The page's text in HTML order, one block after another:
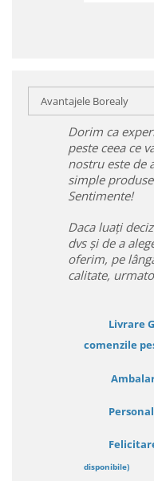
Avantajele Borealy
Dorim ca
peste ceea ce
nostru este de
simple
Sentimente!
Daca luați
dvs și de a
oferim, pe
calitate,
Livrare
comenzile
disponibile)